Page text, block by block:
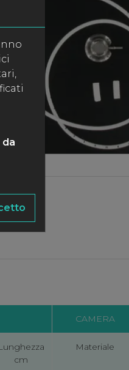
CAMERA
cm
Materiale